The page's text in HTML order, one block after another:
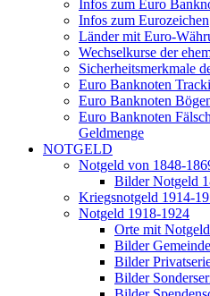
Infos zum Euro
Infos zum Eurozeichen
Länder mit Euro-
Wechselkurse der
Sicherheitsmerkmale
Euro Banknoten
Euro Banknoten
Euro Banknoten
Geldmenge
NOTGELD
Notgeld von 1848-
Bilder Notgeld
Kriegsnotgeld 1914-
Notgeld 1918-1924
Orte mit
Bilder
Bilder
Bilder